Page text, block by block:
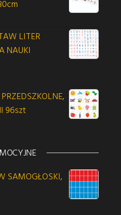
wynosiła: 85,00 zł.
cena wynosi: 80,00 zł.
LITER
NAUKI
96szt
wynosiła: 70,00 zł.
cena wynosi: 60,00 zł.
SAMOGŁOSKI,
wynosiła: 95,00 zł.
cena wynosi: 85,00 zł.